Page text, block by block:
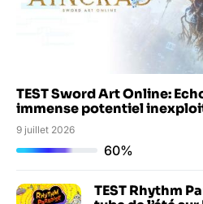
TEST Sword Art Online:
immense potentiel
9 juillet 2026
60%
TEST Rhythm